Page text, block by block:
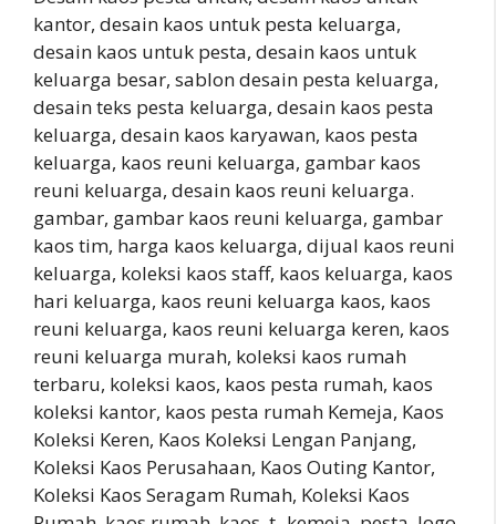
kantor, desain kaos untuk pesta keluarga,
desain kaos untuk pesta, desain kaos untuk
keluarga besar, sablon desain pesta keluarga,
desain teks pesta keluarga, desain kaos pesta
keluarga, desain kaos karyawan, kaos pesta
keluarga, kaos reuni keluarga, gambar kaos
reuni keluarga, desain kaos reuni keluarga.
gambar, gambar kaos reuni keluarga, gambar
kaos tim, harga kaos keluarga, dijual kaos reuni
keluarga, koleksi kaos staff, kaos keluarga, kaos
hari keluarga, kaos reuni keluarga kaos, kaos
reuni keluarga, kaos reuni keluarga keren, kaos
reuni keluarga murah, koleksi kaos rumah
terbaru, koleksi kaos, kaos pesta rumah, kaos
koleksi kantor, kaos pesta rumah Kemeja, Kaos
Koleksi Keren, Kaos Koleksi Lengan Panjang,
Koleksi Kaos Perusahaan, Kaos Outing Kantor,
Koleksi Kaos Seragam Rumah, Koleksi Kaos